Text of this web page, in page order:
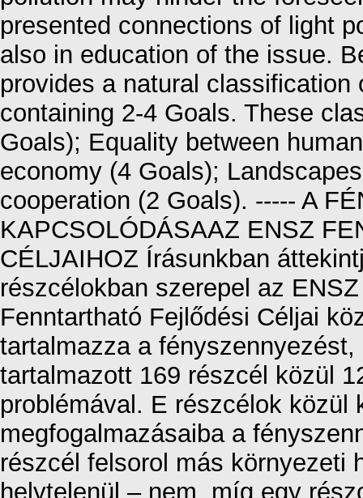
presented connections of light
also in education of the issue.
provides a natural
containing 2-4 Goals. These
Goals); Equality between
economy (4 Goals);
cooperation (2 Goals). ----- A
KAPCSOLÓDÁSAAZ ENSZ
CÉLJAIHOZ Írásunkban
részcélokban szerepel az
Fenntartható Fejlődési Céljai
tartalmazza a
tartalmazott 169 részcél közül
problémával. E részcélok közül
megfogalmazásaiba a
részcél felsorol más környezeti
helytelenül – nem, míg egy